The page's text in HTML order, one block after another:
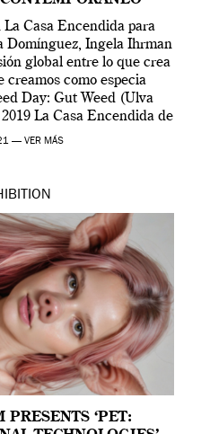
Casa Encendida para
Domínguez, Ingela Ihrman
global entre lo que crea
como especia
Day: Gut Weed (Ulva
La Casa Encendida de
[…]
— VER MÁS
PRESENTS ‘PET: